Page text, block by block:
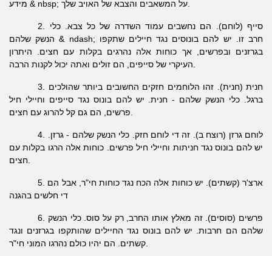
2. סייף (לוחם). הם נחשבים עמוד השדרה של כל צבא. כלי
הנשק שלהם & ndash; חרב זו. יש להם בונוסים נגד חיילים שתקפו
בגרזנים ובפרשים, אך כוחות אלה נהרגים בקלות עם חצים. היתרון
3. חנית (חנית). זהו הלוחמים חזקים החשובים ביותר שהולכים
ברגל. כלי הנשק שלהם - חנית. יש להם בונוס נגד סייפים וחיילי חיל
4. לוחם גרזן (רוצח ב). זה די לוחם חזק. כלי הנשק שלהם - גרזן.
יש להם בונוס נגד חניתות וחיילי חיל פרשים. כוחות אלה הרגו בקלות עם
5. ארצ'ר (קשתים). יש כוחות אלה הכח נגד כוחות חי"ר, אבל הם
די חלשים בהגנה
6. פרשים (סוסים). זה מאלץ אותו החרב, רק על סוס. כלי הנשק
שלהם הם חרבות. יש להם בונוס נגד החיילים שהותקפו בגרזנים ונגד